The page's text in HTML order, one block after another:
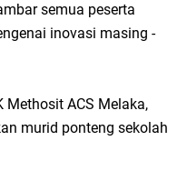
semua peserta
inovasi masing -
ACS Melaka,
murid ponteng sekolah